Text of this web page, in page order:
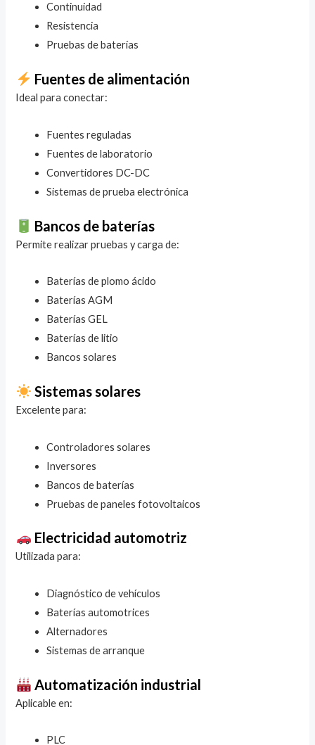
Continuidad
Resistencia
Pruebas de baterías
Fuentes de alimentación
Ideal para conectar:
Fuentes reguladas
Fuentes de laboratorio
Convertidores DC-DC
Sistemas de prueba electrónica
Bancos de baterías
Permite realizar pruebas y carga de:
Baterías de plomo ácido
Baterías AGM
Baterías GEL
Baterías de litio
Bancos solares
Sistemas solares
Excelente para:
Controladores solares
Inversores
Bancos de baterías
Pruebas de paneles fotovoltaicos
Electricidad automotriz
Utilizada para:
Diagnóstico de vehículos
Baterías automotrices
Alternadores
Sistemas de arranque
Automatización industrial
Aplicable en:
PLC